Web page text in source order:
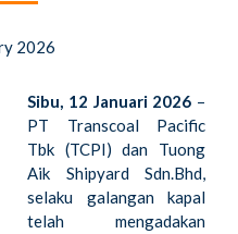
2026
Sibu, 12 Januari 2026 –
PT Transcoal Pacific
Tbk (TCPI) dan Tuong
Aik Shipyard Sdn.Bhd,
selaku galangan kapal
telah mengadakan